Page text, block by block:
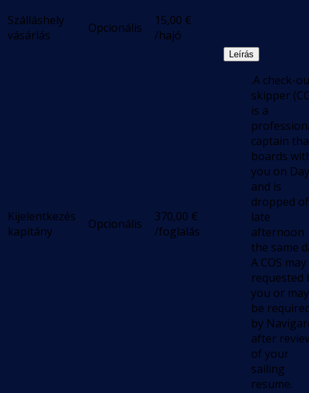
Szálláshely
vásárlás
Opcionális 15,00 €
/hajó
Kijelentkezés
kapitány
Opcionális 370,00 €
/foglalás
Leírás
.A check-
skipper
is a
captain
boards
you on
and is
dropped
late
afternoon
the same
A COS
requested
you or may
be
by
after
of your
sailing
resume.